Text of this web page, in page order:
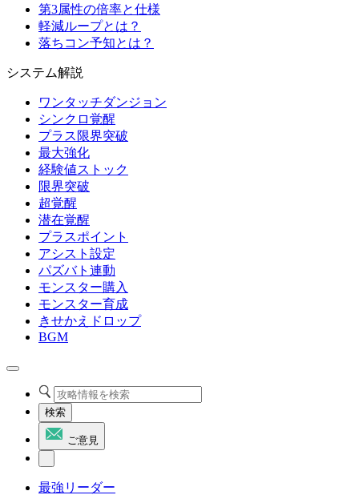
第3属性の倍率と仕様
軽減ループとは？
落ちコン予知とは？
システム解説
ワンタッチダンジョン
シンクロ覚醒
プラス限界突破
最大強化
経験値ストック
限界突破
超覚醒
潜在覚醒
プラスポイント
アシスト設定
パズバト連動
モンスター購入
モンスター育成
きせかえドロップ
BGM
検索
ご意見
最強リーダー